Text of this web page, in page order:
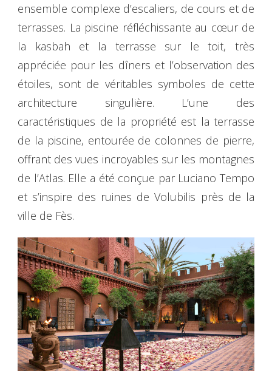
ensemble complexe d’escaliers, de cours et de
terrasses. La piscine réfléchissante au cœur de
la kasbah et la terrasse sur le toit, très
appréciée pour les dîners et l’observation des
étoiles, sont de véritables symboles de cette
architecture singulière. L’une des
caractéristiques de la propriété est la terrasse
de la piscine, entourée de colonnes de pierre,
offrant des vues incroyables sur les montagnes
de l’Atlas. Elle a été conçue par Luciano Tempo
et s’inspire des ruines de Volubilis près de la
ville de Fès.